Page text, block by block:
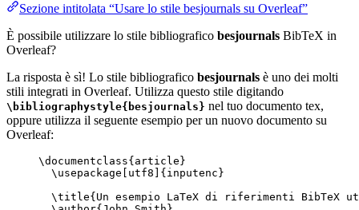
Sezione intitolata “Usare lo stile besjournals su Overleaf”
È possibile utilizzare lo stile bibliografico besjournals BibTeX in
Overleaf?
La risposta è sì! Lo stile bibliografico besjournals è uno dei molti
stili integrati in Overleaf. Utilizza questo stile digitando
\bibliographystyle{besjournals} nel tuo documento tex,
oppure utilizza il seguente esempio per un nuovo documento su
Overleaf:
\documentclass{ article }
\usepackage
utf8 ]{ inputenc }
\title{Un esempio LaTeX di riferimenti